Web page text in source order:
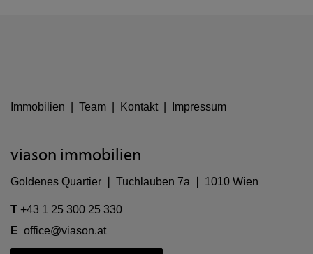
Immobilien Team Kontakt Impressum
viason immobilien
Goldenes Quartier ❘ Tuchlauben 7a ❘ 1010 Wien
T +43 1 25 300 25 330
E office@viason.at